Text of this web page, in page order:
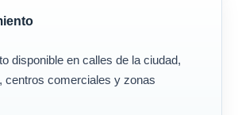
disponible en calles de la ciudad,
centros comerciales y zonas